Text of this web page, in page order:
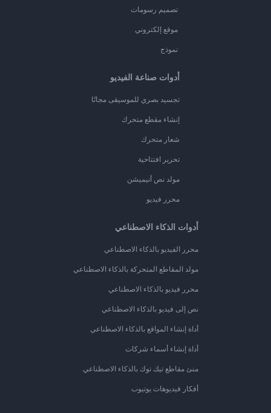
تصميم رسومات
موقع إلكتروني
نموذج
أدوات صناعة الفيديو
تجسيد بصري للموسيقى مجانًا
إنشاء مقطع متحرك
شعار متحرك
تحرير افتتاحية
مولد نص أنيميشن
محرر فيديو
أدوات الذكاء الاصطناعي
محرر الفيديو بالذكاء الاصطناعي
مولد المقاطع المتحركة بالذكاء الاصطناعي
محرر فيديو بالذكاء الاصطناعي
نص إلى فيديو بالذكاء الاصطناعي
أداة إنشاء المواقع بالذكاء الاصطناعي
أداة إنشاء أسماء شركات
منئ مقاطع تيك توك بالذكاء الاصطناعي
أفكار فيديوهات يوتيوب